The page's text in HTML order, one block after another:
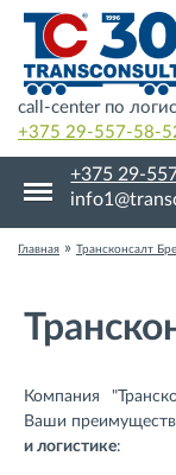
call-center по
+375 29-557-58-
+375 29-
Главная » Трансконсалт
Компания
Ваши
и логистике: